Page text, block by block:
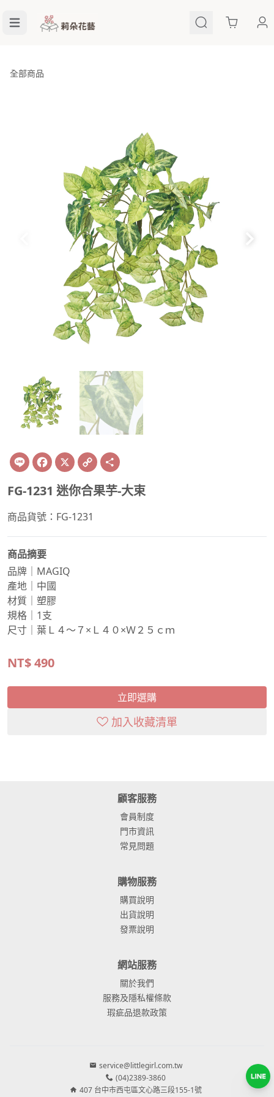
Cart
全部商品
Line Facebook
X Copy
Link
FG-1231 迷你合果芋-大束
商品貨號：FG-1231
商品摘要
品牌｜MAGIQ
產地｜中國
材質｜塑膠
規格｜1支
尺寸｜葉Ｌ４～７×Ｌ４０×Ｗ２５ｃｍ
NT$490
立即選購
加入收藏清單
顧客服務
會員制度
門市資訊
常見問題
購物服務
購買說明
出貨說明
發票說明
網站服務
關於我們
服務及隱私權條款
瑕疵品退款政策
service@littlegirl.com.tw
(04)2389-3860
407 台中市西屯區文心路三段155-1號